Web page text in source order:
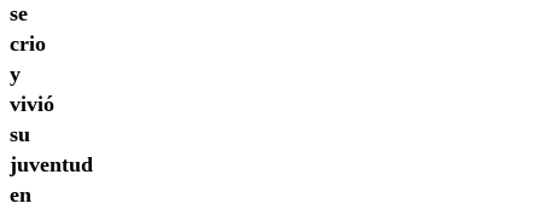
se
crio
y
vivió
su
juventud
en